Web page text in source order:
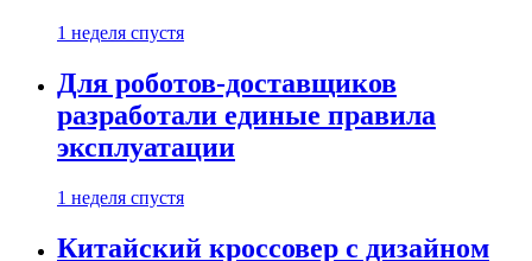
1 неделя спустя
Для роботов-доставщиков
разработали единые правила
эксплуатации
1 неделя спустя
Китайский кроссовер с дизайном